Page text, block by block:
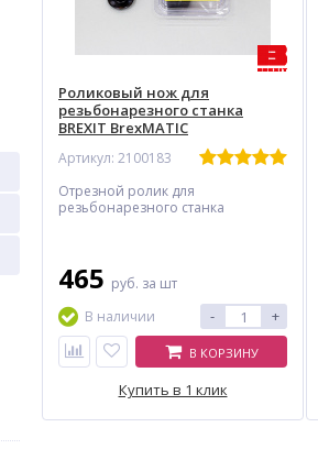
Роликовый нож для
резьбонарезного станка
BREXIT BrexMATIC
Артикул: 2100183
Отрезной ролик для
резьбонарезного станка
465 руб. за шт
В наличии
- +
В КОРЗИНУ
Купить в 1 клик